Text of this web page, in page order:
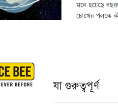
মনে হয়েছে
চোখের পলকে
যা গুরুত্বপূর্ণ